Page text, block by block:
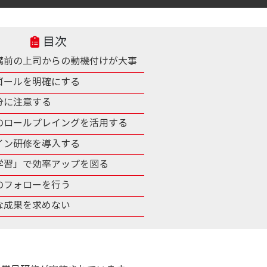
目次
前の上司からの動機付けが大事
ールを明確にする
に注意する
ロールプレイングを活用する
ン研修を導入する
習」で効率アップを図る
フォローを行う
成果を求めない